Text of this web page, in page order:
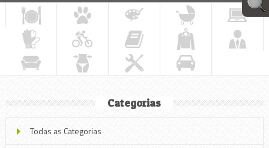
Categorias
Todas as Categorias